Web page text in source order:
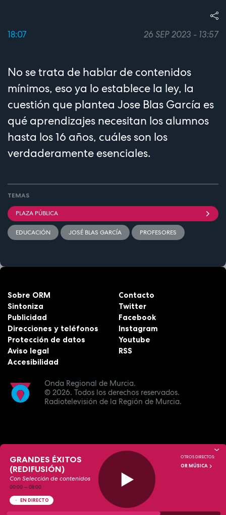
18:07 26 SEP 2023 - 13:57
No se trata de hablar de contenidos
mínimos, eso ya lo establece la ley, la
cuestión que plantea Jose Blas García es
qué aprendizajes necesitan los alumnos
hasta los 16 años, cuáles son los
verdaderamente esenciales.
TEMAS
PLAZA PÚBLICA
EDUCACIÓN JOSÉ BLAS GARCÍA PROFESORES
Onda Regional de Murcia.
© 2026. Todos los derechos reservados.
Radiotelevisión de la Región de Murcia.
Sobre ORM
Sintoniza
Publicidad
Direcciones y teléfonos
Protección de datos
Aviso legal
Accesibilidad
Contacto
Twitter
Facebook
Instagram
Youtube
RSS
GRANDES ÉXITOS
(REDIFUSIÓN)
Con Selección de contenidos
00:00—08:00
EN DIRECTO
OTROS DIRECTOS:
OR MÚSICA